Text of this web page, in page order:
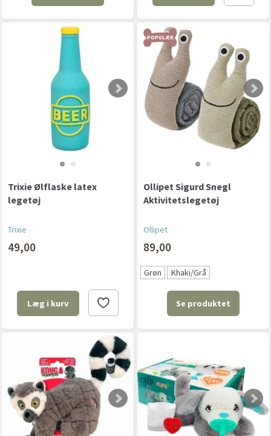
Trixie Ølflaske latex
legetøj
Trixie
49,00
Læg i kurv
POPULÆR
Ollipet Sigurd Snegl
Aktivitetslegetøj
Ollipet
89,00
Grøn Khaki/Grå
Se produktet